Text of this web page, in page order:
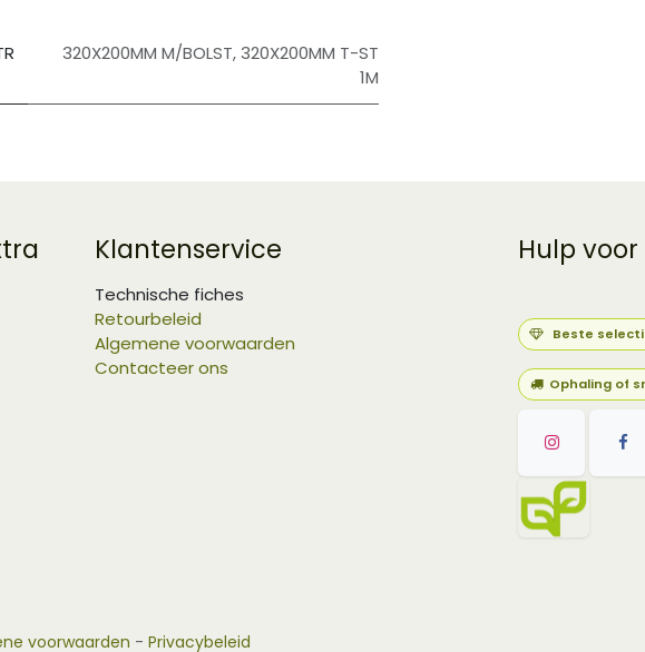
320X200MM M/BOLST,320X200MM T-ST
1M
Klantenservice
Technische fiches
Retourbeleid
Algemene voorwaarden
Contacteer ons
Hulp
Beste
Ophaling of
voorwaarden - Privacybeleid